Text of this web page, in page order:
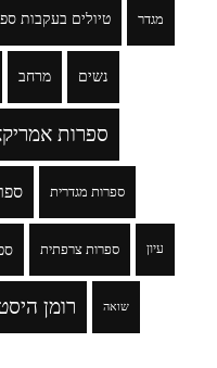
טיולים בעקבות מגדר
מרחב נשים
ספרות
ספרות מגדרית
ספרות צרפתית עיון
רומן שואה